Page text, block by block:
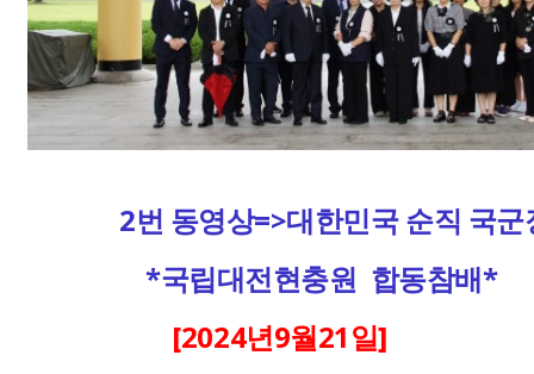
2번 동영상=>대한민국 순직 국군
*국립대전현충원 합동참배*
[2024년9월21일]